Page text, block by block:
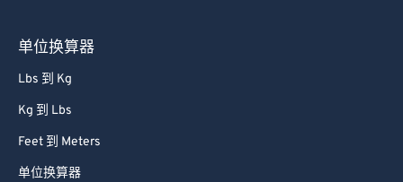
单位换算器
Lbs 到 Kg
Kg 到 Lbs
Feet 到 Meters
单位换算器